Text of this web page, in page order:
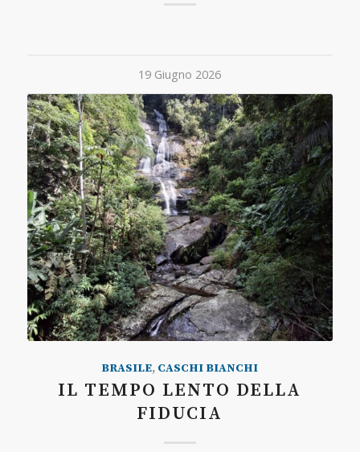
19 Giugno 2026
BRASILE, CASCHI BIANCHI
IL TEMPO LENTO DELLA
FIDUCIA